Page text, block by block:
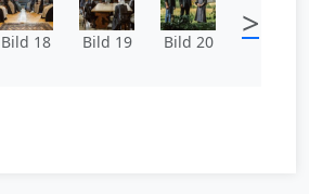
Bild 18 Bild 19 Bild 20 >